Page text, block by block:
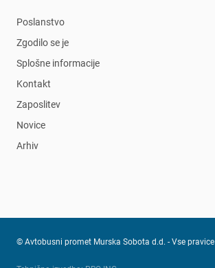
Poslanstvo
Zgodilo se je
Splošne informacije
Kontakt
Zaposlitev
Novice
Arhiv
© Avtobusni promet Murska Sobota d.d. - Vse